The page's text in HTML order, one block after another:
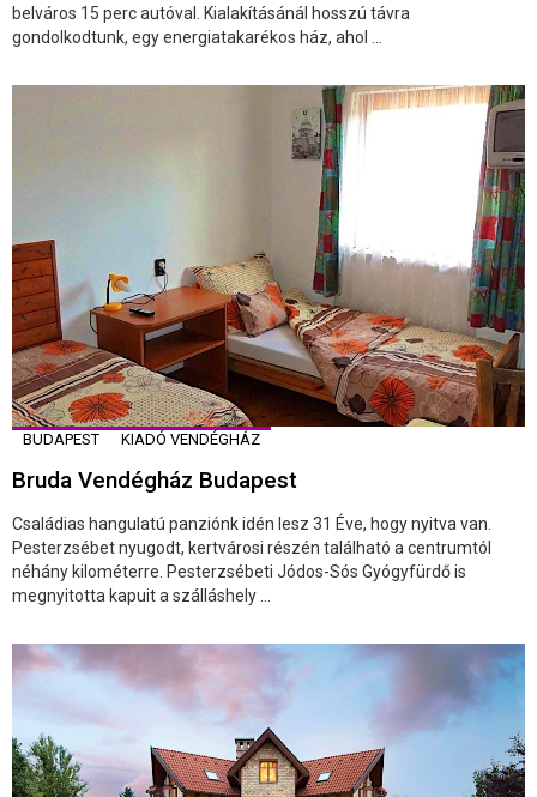
belváros 15 perc autóval. Kialakításánál hosszú távra
gondolkodtunk, egy energiatakarékos ház, ahol ...
BUDAPEST KIADÓ VENDÉGHÁZ
Bruda Vendégház Budapest
Családias hangulatú panziónk idén lesz 31 Éve, hogy nyitva van.
Pesterzsébet nyugodt, kertvárosi részén található a centrumtól
néhány kilométerre. Pesterzsébeti Jódos-Sós Gyógyfürdő is
megnyitotta kapuit a szálláshely ...